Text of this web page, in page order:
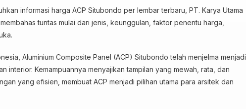
informasi harga ACP Situbondo per lembar terbaru, PT. Karya Utama
tuntas mulai dari jenis, keunggulan, faktor penentu harga,
Aluminium Composite Panel (ACP) Situbondo telah menjelma menjadi
Kemampuannya menyajikan tampilan yang mewah, rata, dan
yang efisien, membuat ACP menjadi pilihan utama para arsitek dan